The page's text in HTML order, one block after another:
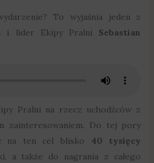
To wyjaśnia jeden z
i lider Ekipy Pralni Sebastian
Pralni na rzecz uchodźców z
zainteresowaniem. Do tej pory
na ten cel blisko 40 tysięcy
a także do nagrania z całego